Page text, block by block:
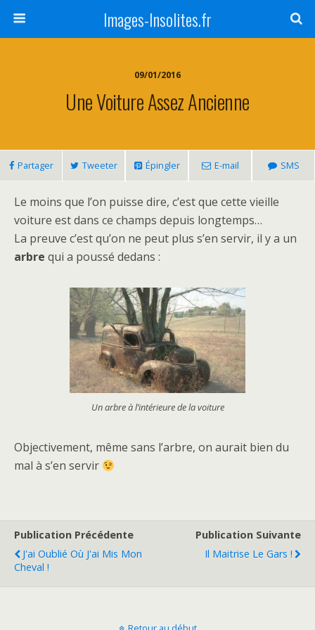
Images-Insolites.fr
09/01/2016
Une Voiture Assez Ancienne
Partager Tweeter Épingler E-mail SMS
Le moins que l’on puisse dire, c’est que cette vieille
voiture est dans ce champs depuis longtemps…
La preuve c’est qu’on ne peut plus s’en servir, il y a un
arbre qui a poussé dedans :
Un arbre à l’intérieure de la voiture
Objectivement, même sans l’arbre, on aurait bien du
mal à s’en servir
Publication Précédente
J'ai Oublié Où J'ai Mis Mon
Cheval !
Publication Suivante
Il Maitrise Le Gars !